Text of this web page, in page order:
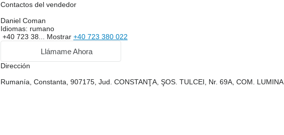
Contactos del vendedor
Daniel Coman
Idiomas: rumano
+40 723 38... Mostrar +40 723 380 022
Llámame Ahora
Dirección
Rumanía, Constanta, 907175, Jud. CONSTANŢA, ŞOS. TULCEI, Nr. 69A, COM. LUMINA